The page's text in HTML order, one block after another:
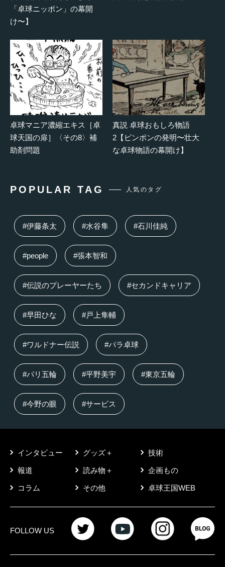
「卓球ニッポン」の幕開
け〜】
卓球マニア濃縮エキス［卓
球天国の扉］〈その8〉補
助剤問題
真説 卓球おもしろ物語
2【ピンポンの発明〜壮大
な卓球物語の幕開け】
POPULAR TAG 人気のタグ
#伊藤条太 #水谷隼 #石川佳純
#people #張本智和
#伝説のプレーヤーたち #セカンドキャリア
#早田ひな #戸上隼輔
#ワルドナー伝説 #パラ卓球
#パリ五輪 #平野美宇 #東京五輪
#今野の眼 #サービス
インタビュー グッズ＋ 技術
報道 読み物＋ 企画もの
コラム その他 卓球王国WEB
FOLLOW US